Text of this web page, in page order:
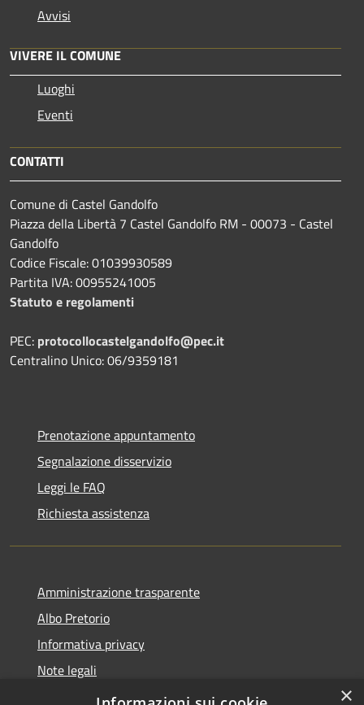
Avvisi
VIVERE IL COMUNE
Luoghi
Eventi
CONTATTI
Comune di Castel Gandolfo
Piazza della Libertà 7 Castel Gandolfo RM - 00073 - Castel
Gandolfo
Codice Fiscale: 01039930589
Partita IVA: 00955241005
Statuto e regolamenti
PEC: protocollocastelgandolfo@pec.it
Centralino Unico: 06/9359181
Prenotazione appuntamento
Segnalazione disservizio
Leggi le FAQ
Richiesta assistenza
Amministrazione trasparente
Albo Pretorio
Informativa privacy
Note legali
Dichiarazione di accessibilità
×